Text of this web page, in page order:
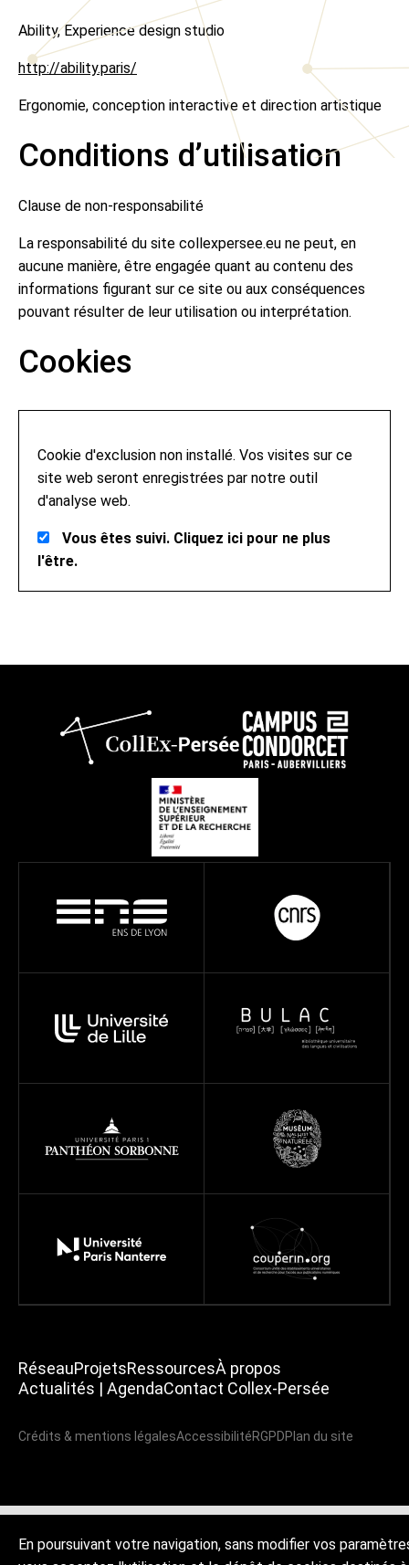
Ability, Experience design studio
http://ability.paris/
Ergonomie, conception interactive et direction artistique
Conditions d’utilisation
Clause de non-responsabilité
La responsabilité du site collexpersee.eu ne peut, en
aucune manière, être engagée quant au contenu des
informations figurant sur ce site ou aux conséquences
pouvant résulter de leur utilisation ou interprétation.
Cookies
Cookie d'exclusion non installé. Vos visites sur ce
site web seront enregistrées par notre outil
d'analyse web.
Vous êtes suivi. Cliquez ici pour ne plus
l'être.
RéseauProjetsRessourcesÀ propos
Actualités | AgendaContact Collex-Persée
Crédits & mentions légalesAccessibilitéRGPDPlan du site
En poursuivant votre navigation, sans modifier vos